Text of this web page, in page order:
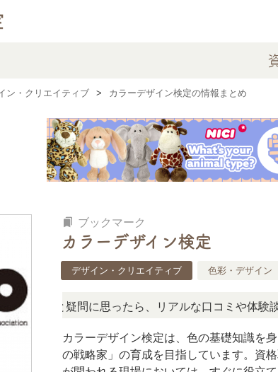
ン・クリエイティブ カラーデザイン検定の情報まとめ
bookmarks ブックマーク
カラーデザイン検定
デザイン・クリエイティブ 色彩・デザイン
」と疑問に思ったら、リアルな口コミや体験談をチ
カラーデザイン検定は、色の基礎知識を
の戦略家」の育成を目指しています。資